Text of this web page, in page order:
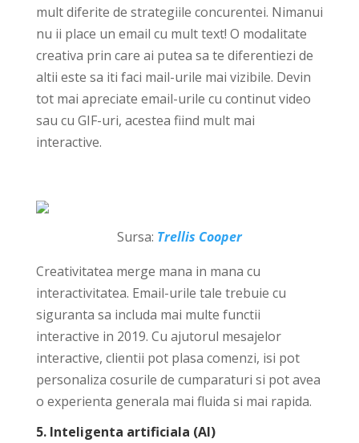
mult diferite de strategiile concurentei. Nimanui
nu ii place un email cu mult text! O modalitate
creativa prin care ai putea sa te diferentiezi de
altii este sa iti faci mail-urile mai vizibile. Devin
tot mai apreciate email-urile cu continut video
sau cu GIF-uri, acestea fiind mult mai
interactive.
Sursa: Trellis Cooper
Creativitatea merge mana in mana cu
interactivitatea. Email-urile tale trebuie cu
siguranta sa includa mai multe functii
interactive in 2019. Cu ajutorul mesajelor
interactive, clientii pot plasa comenzi, isi pot
personaliza cosurile de cumparaturi si pot avea
o experienta generala mai fluida si mai rapida.
5. Inteligenta artificiala (AI)